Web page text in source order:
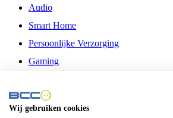
Audio
Smart Home
Persoonlijke Verzorging
Gaming
Philips
Wij gebruiken cookies